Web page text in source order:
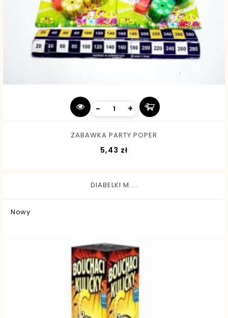
- +
ZABAWKA PARTY POPER
5,43 złCena
DIABELKI M....
Nowy